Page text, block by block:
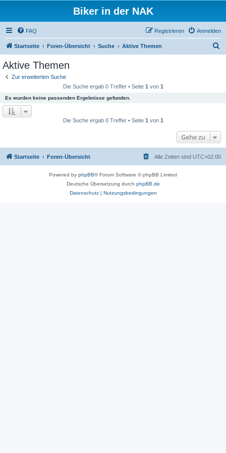
Biker in der NAK
FAQ Anmelden
Registrieren
Startseite Foren-Übersicht Suche Aktive Themen
Aktive Themen
Zur erweiterten Suche
Die Suche ergab 0 Treffer • Seite 1 von 1
Es wurden keine passenden Ergebnisse gefunden.
Die Suche ergab 0 Treffer • Seite 1 von 1
Gehe zu
Startseite Foren-Übersicht Alle Zeiten sind UTC+02:00
Powered by phpBB® Forum Software © phpBB Limited
Deutsche Übersetzung durch phpBB.de
Datenschutz| Nutzungsbedingungen